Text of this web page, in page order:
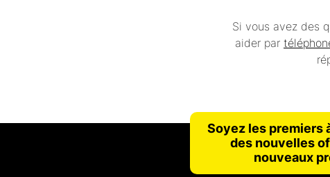
Si vous avez des
aider par
Soyez les premiers
des nouvelles
nouveaux